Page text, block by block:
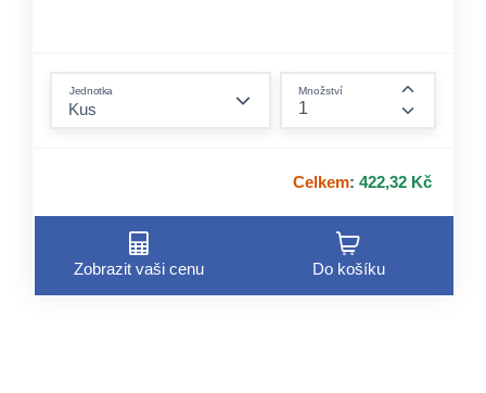
Jednotka Množství
Celkem: 422,32 Kč
Zobrazit vaši cenu Do košíku